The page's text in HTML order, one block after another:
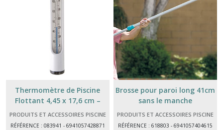
Thermomètre de Piscine
Flottant 4,45 x 17,6 cm –
Mesure Précise Température
Eau
PRODUITS ET ACCESSOIRES PISCINE
RÉFÉRENCE : 083941 - 6941057428871
Brosse pour paroi long 41cm
sans le manche
PRODUITS ET ACCESSOIRES PISCINE
RÉFÉRENCE : 618803 - 6941057404615